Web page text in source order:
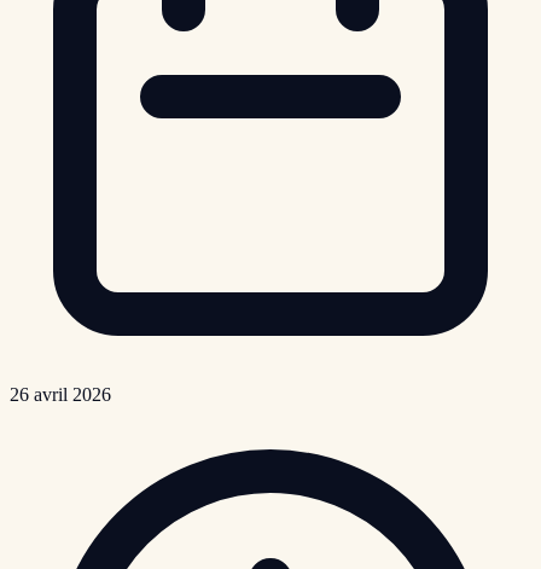
26 avril 2026